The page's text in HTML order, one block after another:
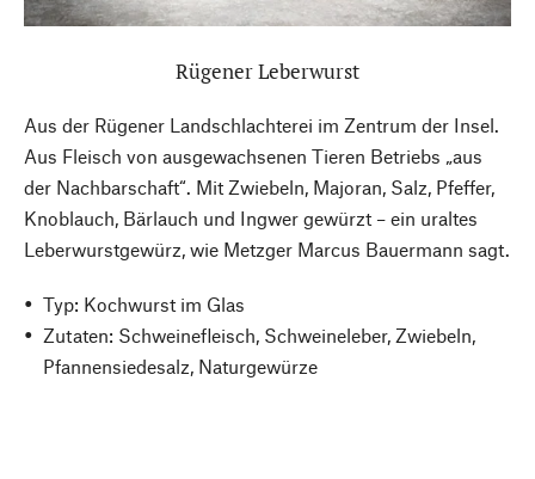
Rügener Leberwurst
Aus der Rügener Landschlachterei im Zentrum der Insel.
Aus Fleisch von ausgewachsenen Tieren Betriebs „aus
der Nachbarschaft“. Mit Zwiebeln, Majoran, Salz, Pfeffer,
Knoblauch, Bärlauch und Ingwer gewürzt – ein uraltes
Leberwurstgewürz, wie Metzger Marcus Bauermann sagt.
Typ: Kochwurst im Glas
Zutaten: Schweinefleisch, Schweineleber, Zwiebeln,
Pfannensiedesalz, Naturgewürze